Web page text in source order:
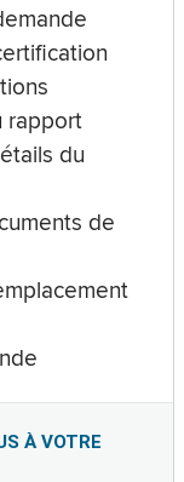
rapport
du
de
À VOTRE